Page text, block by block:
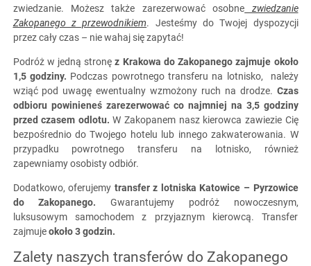
zwiedzanie. Możesz także zarezerwować osobne zwiedzanie
Zakopanego z przewodnikiem. Jesteśmy do Twojej dyspozycji
przez cały czas – nie wahaj się zapytać!
Podróż w jedną stronęz Krakowa do Zakopanego zajmuje około
1,5 godziny. Podczas powrotnego transferu na lotnisko, należy
wziąć pod uwagę ewentualny wzmożony ruch na drodze. Czas
odbioru powinieneś zarezerwować co najmniej na 3,5 godziny
przed czasem odlotu. W Zakopanem nasz kierowca zawiezie Cię
bezpośrednio do Twojego hotelu lub innego zakwaterowania. W
przypadku powrotnego transferu na lotnisko, również
zapewniamy osobisty odbiór.
Dodatkowo, oferujemy transfer z lotniska Katowice – Pyrzowice
do Zakopanego. Gwarantujemy podróż nowoczesnym,
luksusowym samochodem z przyjaznym kierowcą. Transfer
zajmujeokoło 3 godzin.
Zalety naszych transferów do Zakopanego